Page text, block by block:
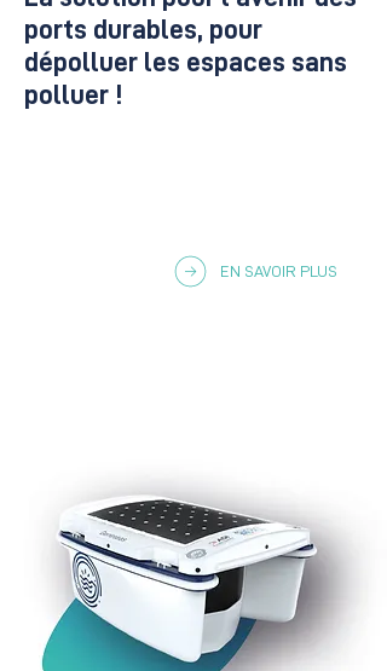
ports durables, pour
dépolluer les espaces sans
polluer !
EN SAVOIR PLUS